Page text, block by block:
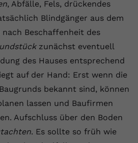
, Abfälle, Fels, drückendes
Blindgänger aus dem
Beschaffenheit des
zunächst eventuell
des Hauses entsprechend
auf der Hand: Erst wenn die
bekannt sind, können
lassen und Baufirmen
Aufschluss über den Boden
. Es sollte so früh wie
Wert speichert Ihre Consent-
Unter anderem eine
generierte ID, für die
Speicherung Ihrer
Betreiber dies eingestellt
und statistische
zur Nutzung der
zu erfassen.
Tracking verwendet, um
der Nutzung auf unserer
zuzuordnen.
anzeigen
Website externe Inhalte,
installiert dieses Cookie, um
anzeigen